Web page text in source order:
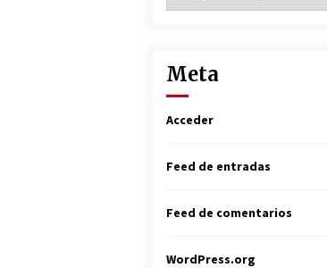
Meta
Acceder
Feed de entradas
Feed de comentarios
WordPress.org